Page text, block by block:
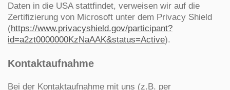
Daten in die USA stattfindet, verweisen wir auf die
Zertifizierung von Microsoft unter dem Privacy Shield
(https://www.privacyshield.gov/participant?
id=a2zt0000000KzNaAAK&status=Active).
Kontaktaufnahme
Bei der Kontaktaufnahme mit uns (z.B. per